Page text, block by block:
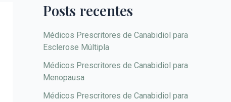
Posts recentes
Médicos Prescritores de Canabidiol para
Esclerose Múltipla
Médicos Prescritores de Canabidiol para
Menopausa
Médicos Prescritores de Canabidiol para
v
o
s